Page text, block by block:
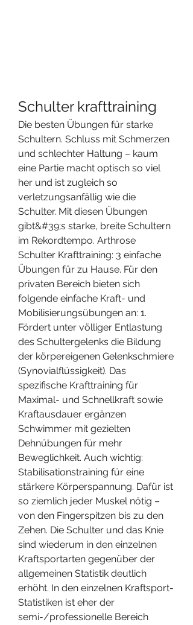
Schulter krafttraining
Die besten Übungen für starke
Schultern. Schluss mit Schmerzen
und schlechter Haltung – kaum
eine Partie macht optisch so viel
her und ist zugleich so
verletzungsanfällig wie die
Schulter. Mit diesen Übungen
gibt&#39;s starke, breite Schultern
im Rekordtempo. Arthrose
Schulter Krafttraining: 3 einfache
Übungen für zu Hause. Für den
privaten Bereich bieten sich
folgende einfache Kraft- und
Mobilisierungsübungen an: 1.
Fördert unter völliger Entlastung
des Schultergelenks die Bildung
der körpereigenen Gelenkschmiere
(Synovialflüssigkeit). Das
spezifische Krafttraining für
Maximal- und Schnellkraft sowie
Kraftausdauer ergänzen
Schwimmer mit gezielten
Dehnübungen für mehr
Beweglichkeit. Auch wichtig:
Stabilisationstraining für eine
stärkere Körperspannung. Dafür ist
so ziemlich jeder Muskel nötig –
von den Fingerspitzen bis zu den
Zehen. Die Schulter und das Knie
sind wiederum in den einzelnen
Kraftsportarten gegenüber der
allgemeinen Statistik deutlich
erhöht. In den einzelnen Kraftsport-
Statistiken ist eher der
semi-/professionelle Bereich